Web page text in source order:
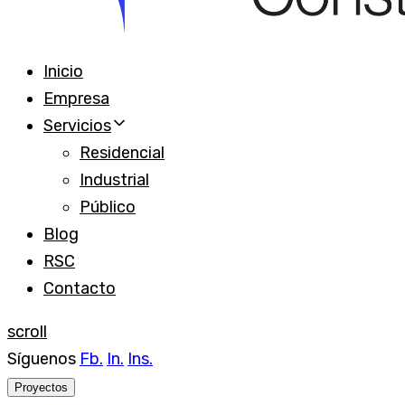
Inicio
Empresa
Servicios
Residencial
Industrial
Público
Blog
RSC
Contacto
scroll
Síguenos Fb. In. Ins.
Proyectos